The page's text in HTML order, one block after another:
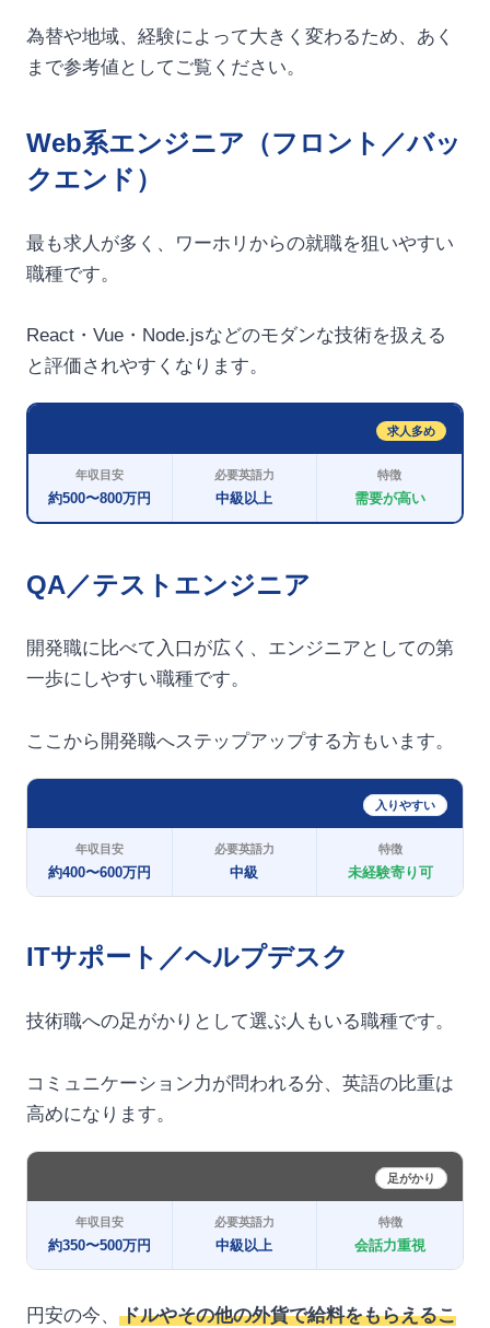
為替や地域、経験によって大きく変わるため、あく
まで参考値としてご覧ください。
Web系エンジニア（フロント／バッ
クエンド）
最も求人が多く、ワーホリからの就職を狙いやすい
職種です。
React・Vue・Node.jsなどのモダンな技術を扱える
と評価されやすくなります。
求人多め
年収目安
約500〜800万円
必要英語力
中級以上
特徴
需要が高い
QA／テストエンジニア
開発職に比べて入口が広く、エンジニアとしての第
一歩にしやすい職種です。
ここから開発職へステップアップする方もいます。
入りやすい
年収目安
約400〜600万円
必要英語力
中級
特徴
未経験寄り可
ITサポート／ヘルプデスク
技術職への足がかりとして選ぶ人もいる職種です。
コミュニケーション力が問われる分、英語の比重は
高めになります。
足がかり
年収目安
約350〜500万円
必要英語力
中級以上
特徴
会話力重視
円安の今、
ドルやその他の外貨で給料をもらえるこ